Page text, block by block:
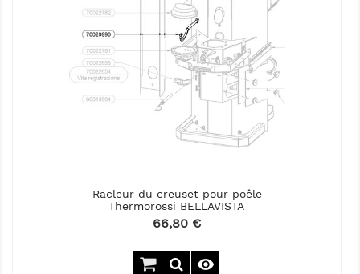
Racleur du creuset pour poêle
Thermorossi BELLAVISTA
Prix
66,80 €
